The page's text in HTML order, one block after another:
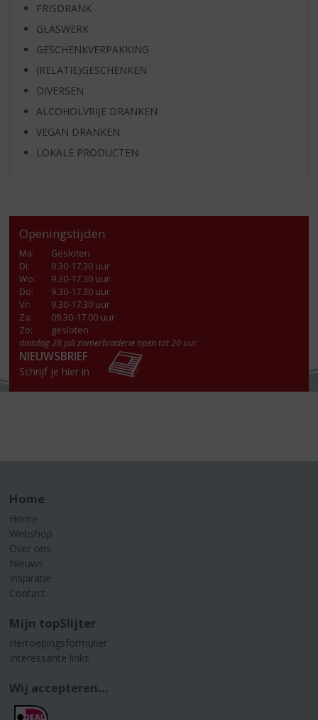
FRISDRANK
GLASWERK
GESCHENKVERPAKKING
(RELATIE)GESCHENKEN
DIVERSEN
ALCOHOLVRIJE DRANKEN
VEGAN DRANKEN
LOKALE PRODUCTEN
Openingstijden
Ma:
Gesloten
Di:
9.30-17.30 uur
Wo:
9.30-17.30 uur
Do:
9.30-17.30 uur
Vr:
9.30-17.30 uur
Za:
09.30-17.00 uur
Zo:
gesloten
dinsdag 28 juli zomerbraderie open tot 20 uur
NIEUWSBRIEF
Schrijf je hier in
Home
Home
Webshop
Over ons
Nieuws
Inspiratie
Contact
Mijn topSlijter
Herroepingsformulier
Interessante links
Wij accepteren...